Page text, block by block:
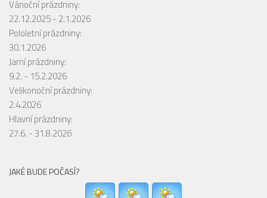
Vánoční prázdniny:
22.12.2025 - 2.1.2026
Pololetní prázdniny:
30.1.2026
Jarní prázdniny:
9.2. - 15.2.2026
Velikonoční prázdniny:
2.4.2026
Hlavní prázdniny:
27.6. - 31.8.2026
JAKÉ BUDE POČASÍ?